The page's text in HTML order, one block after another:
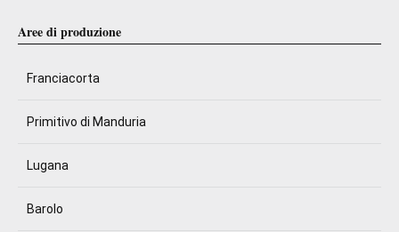
Aree di produzione
Franciacorta
Primitivo di Manduria
Lugana
Barolo